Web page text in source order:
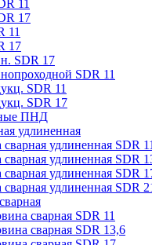
11
17
11
17
SDR 17
SDR 11
SDR 11
SDR 17
ПНД
удлиненная
сварная удлиненная SDR 11
сварная удлиненная SDR
сварная удлиненная SDR
сварная удлиненная SDR
сварная SDR 11
сварная SDR 13,6